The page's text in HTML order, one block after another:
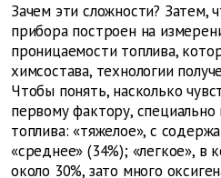
Зачем эти сложности? Затем,
прибора построен на
проницаемости топлива,
химсостава, технологии
Чтобы понять, насколько
первому фактору,
топлива: «тяжелое», с
«среднее» (34%); «легкое», в
около 30%, зато много